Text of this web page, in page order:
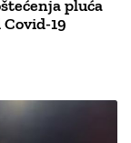
pluća
19